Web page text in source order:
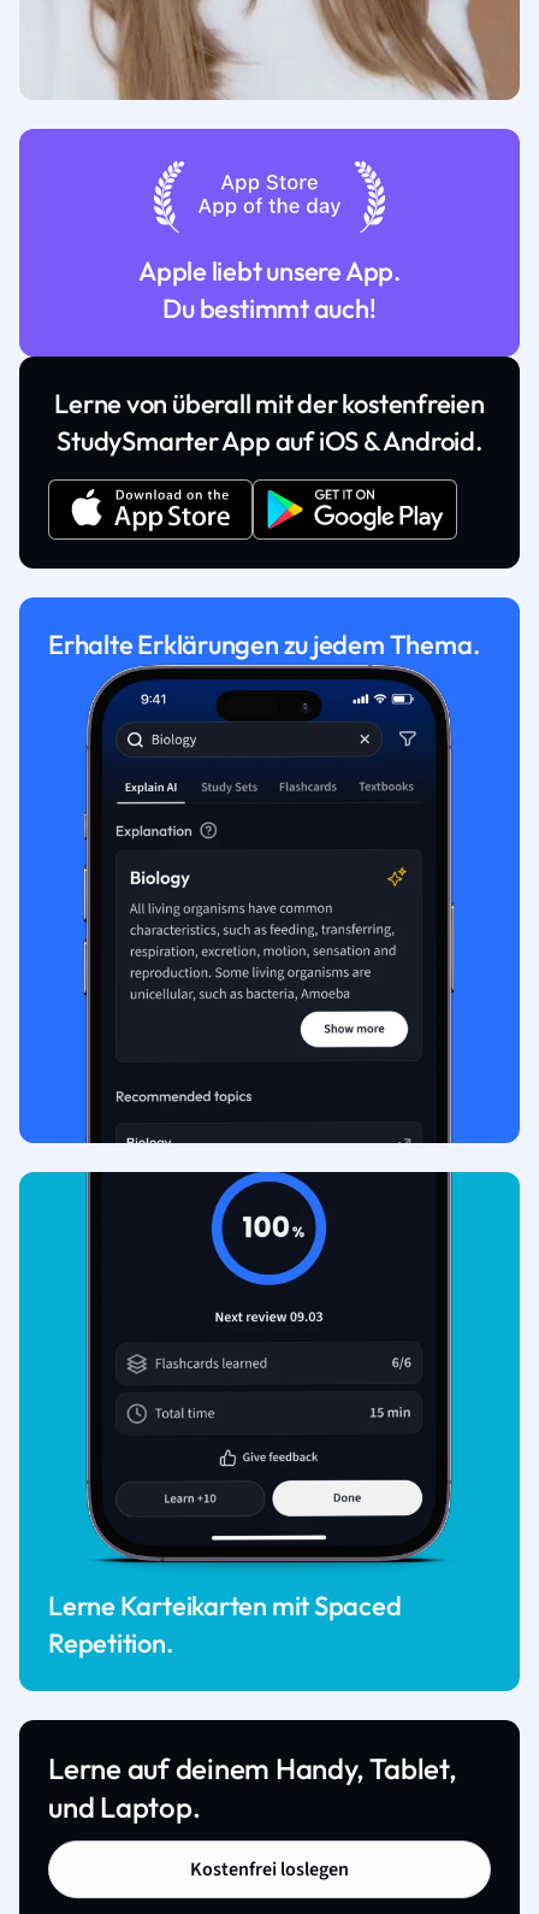
Apple liebt unsere App.
Du bestimmt auch!
Lerne von überall mit der kostenfreien
StudySmarter App auf iOS & Android.
Erhalte Erklärungen zu jedem Thema.
Lerne Karteikarten mit Spaced
Repetition.
Lerne auf deinem Handy, Tablet,
und Laptop.
Kostenfrei loslegen